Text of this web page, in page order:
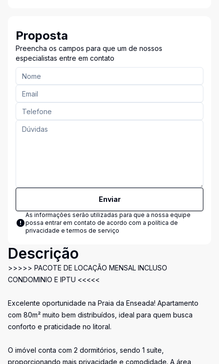
Proposta
Preencha os campos para que um de nossos
especialistas entre em contato
Enviar
As informações serão utilizadas para que a nossa equipe
possa entrar em contato de acordo com a política de
privacidade e termos de serviço
Descrição
>>>>> PACOTE DE LOCAÇÃO MENSAL INCLUSO
CONDOMINIO E IPTU <<<<<
Excelente oportunidade na Praia da Enseada! Apartamento
com 80m² muito bem distribuídos, ideal para quem busca
conforto e praticidade no litoral.
O imóvel conta com 2 dormitórios, sendo 1 suíte,
proporcionando mais privacidade e comodidade. A área